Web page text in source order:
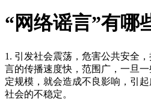
“网络谣言”有哪
1. 引发社会震荡，危害公共安全
言的传播速度快，范围广，一旦
定规模，就会造成不良影响，引
社会的不稳定。